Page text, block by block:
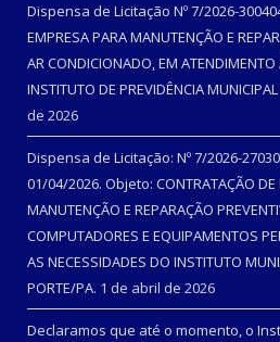
Dispensa de Licitação Nº 7/2026-
EMPRESA PARA MANUTENÇÃO E
AR CONDICIONADO, EM ATENDIMENTO
INSTITUTO DE PREVIDÊNCIA
de 2026
Dispensa de Licitação: Nº 7/2026-
01/04/2026. Objeto: CONTRATAÇÃO DE
MANUTENÇÃO E REPARAÇÃO
COMPUTADORES E EQUIPAMENTOS
AS NECESSIDADES DO INSTITUTO
PORTE/PA. 1 de abril de 2026
Declaramos que até o momento, o